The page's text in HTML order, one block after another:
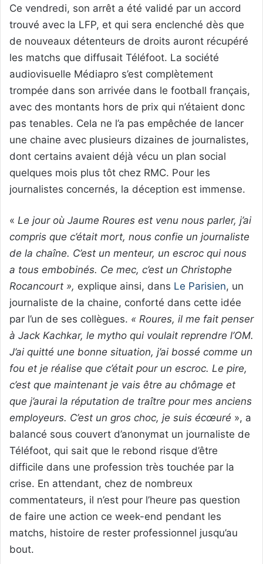
Ce vendredi, son arrêt a été validé par un accord
trouvé avec la LFP, et qui sera enclenché dès que
de nouveaux détenteurs de droits auront récupéré
les matchs que diffusait Téléfoot. La société
audiovisuelle Médiapro s’est complètement
trompée dans son arrivée dans le football français,
avec des montants hors de prix qui n’étaient donc
pas tenables. Cela ne l’a pas empêchée de lancer
une chaine avec plusieurs dizaines de journalistes,
dont certains avaient déjà vécu un plan social
quelques mois plus tôt chez RMC. Pour les
journalistes concernés, la déception est immense.
« Le jour où Jaume Roures est venu nous parler, j’ai
compris que c’était mort, nous confie un journaliste
de la chaîne. C’est un menteur, un escroc qui nous
a tous embobinés. Ce mec, c’est un Christophe
Rocancourt », explique ainsi, dans Le Parisien, un
journaliste de la chaine, conforté dans cette idée
par l’un de ses collègues. « Roures, il me fait penser
à Jack Kachkar, le mytho qui voulait reprendre l’OM.
J’ai quitté une bonne situation, j’ai bossé comme un
fou et je réalise que c’était pour un escroc. Le pire,
c’est que maintenant je vais être au chômage et
que j’aurai la réputation de traître pour mes anciens
employeurs. C’est un gros choc, je suis écœuré », a
balancé sous couvert d’anonymat un journaliste de
Téléfoot, qui sait que le rebond risque d’être
difficile dans une profession très touchée par la
crise. En attendant, chez de nombreux
commentateurs, il n’est pour l’heure pas question
de faire une action ce week-end pendant les
matchs, histoire de rester professionnel jusqu’au
bout.